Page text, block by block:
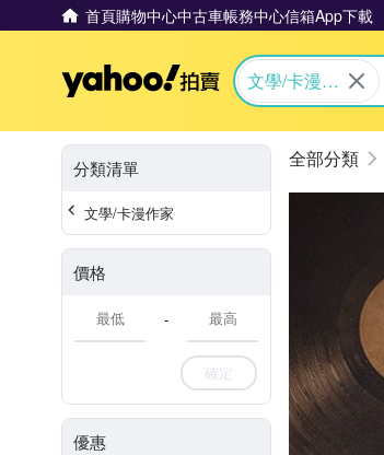
首頁購物中心中古車帳務中心信箱App下載
Yahoo拍賣
文學/卡漫作
分類清單
文學/卡漫作家
價格
-
確定
優惠